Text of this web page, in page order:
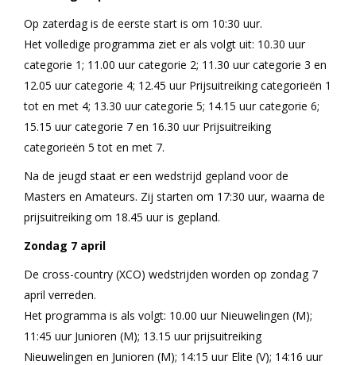
Op zaterdag is de eerste start is om 10:30 uur.
Het volledige programma ziet er als volgt uit: 10.30 uur
categorie 1; 11.00 uur categorie 2; 11.30 uur categorie 3 en
12.05 uur categorie 4; 12.45 uur Prijsuitreiking categorieën 1
tot en met 4; 13.30 uur categorie 5; 14.15 uur categorie 6;
15.15 uur categorie 7 en 16.30 uur Prijsuitreiking
categorieën 5 tot en met 7.
Na de jeugd staat er een wedstrijd gepland voor de
Masters en Amateurs. Zij starten om 17:30 uur, waarna de
prijsuitreiking om 18.45 uur is gepland.
Zondag 7 april
De cross-country (XCO) wedstrijden worden op zondag 7
april verreden.
Het programma is als volgt: 10.00 uur Nieuwelingen (M);
11:45 uur Junioren (M); 13.15 uur prijsuitreiking
Nieuwelingen en Junioren (M); 14:15 uur Elite (V); 14:16 uur